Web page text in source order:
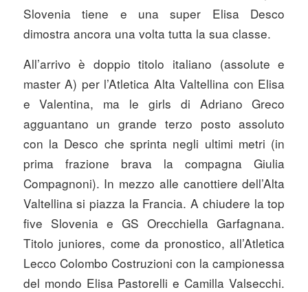
Slovenia tiene e una super Elisa Desco
dimostra ancora una volta tutta la sua classe.
All’arrivo è doppio titolo italiano (assolute e
master A) per l’Atletica Alta Valtellina con Elisa
e Valentina, ma le girls di Adriano Greco
agguantano un grande terzo posto assoluto
con la Desco che sprinta negli ultimi metri (in
prima frazione brava la compagna Giulia
Compagnoni). In mezzo alle canottiere dell’Alta
Valtellina si piazza la Francia. A chiudere la top
five Slovenia e GS Orecchiella Garfagnana.
Titolo juniores, come da pronostico, all’Atletica
Lecco Colombo Costruzioni con la campionessa
del mondo Elisa Pastorelli e Camilla Valsecchi.